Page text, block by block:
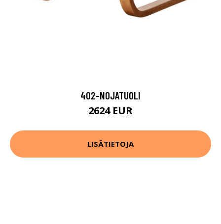
402-NOJATUOLI
2624 EUR
LISÄTIETOJA